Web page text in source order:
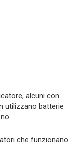
alcuni con
utilizzano batterie
che funzionano